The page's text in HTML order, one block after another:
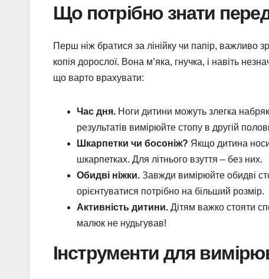
Що потрібно знати
Перш ніж братися за лінійку чи папір, важливо
копія дорослої. Вона м’яка, гнучка, і навіть
що варто врахувати:
Час дня. Ноги дитини можуть злегка
результатів вимірюйте стопу в другій
Шкарпетки чи босоніж? Якщо дитина
шкарпетках. Для літнього взуття – без них.
Обидві ніжки. Завжди вимірюйте обидві
орієнтуватися потрібно на більший розмір.
Активність дитини. Дітям важко стояти
малюк не нудьгував!
Інструменти для